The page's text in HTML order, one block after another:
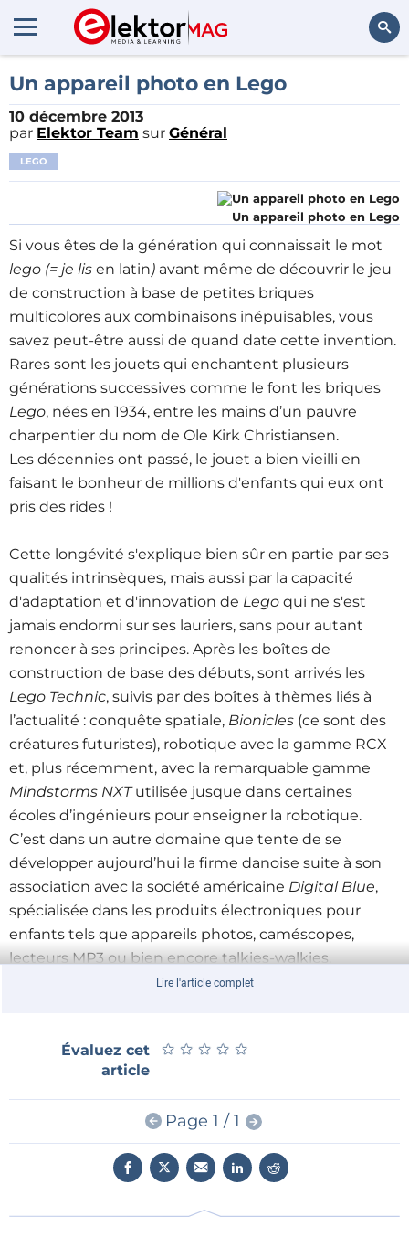
Un appareil photo en Lego
10 décembre 2013
par Elektor Team sur Général
LEGO
Un appareil photo en Lego
Si vous êtes de la génération qui connaissait le mot
lego (= je lis en latin) avant même de découvrir le jeu
de construction à base de petites briques
multicolores aux combinaisons inépuisables, vous
savez peut-être aussi de quand date cette invention.
Rares sont les jouets qui enchantent plusieurs
générations successives comme le font les briques
Lego, nées en 1934, entre les mains d’un pauvre
charpentier du nom de Ole Kirk Christiansen.
Les décennies ont passé, le jouet a bien vieilli en
faisant le bonheur de millions d'enfants qui eux ont
pris des rides !
Cette longévité s'explique bien sûr en partie par ses
qualités intrinsèques, mais aussi par la capacité
d'adaptation et d'innovation de Lego qui ne s'est
jamais endormi sur ses lauriers, sans pour autant
renoncer à ses principes. Après les boîtes de
construction de base des débuts, sont arrivés les
Lego Technic, suivis par des boîtes à thèmes liés à
l’actualité : conquête spatiale, Bionicles (ce sont des
créatures futuristes), robotique avec la gamme RCX
et, plus récemment, avec la remarquable gamme
Mindstorms NXTutilisée jusque dans certaines
écoles d’ingénieurs pour enseigner la robotique.
C’est dans un autre domaine que tente de se
développer aujourd’hui la firme danoise suite à son
association avec la société américaine Digital Blue,
spécialisée dans les produits électroniques pour
enfants tels que appareils photos, caméscopes,
lecteurs MP3 ou bien encore talkies-walkies.
Cette société, qui propose déjà ces différents
Le premier d’entre eux à être commercialisé devrait
être un appareil photo dont le boîtier sera constitué
des célèbres briques de couleur puis un talkie-walkie,
un radioréveil et une radio « boom-box » devraient
suivre d’ici l’été 2009.
Précisons, au risque de décevoir les fans, que ces
Lire l'article complet
Évaluez cet
article
★ ★ ★ ★ ★
★ ★ ★ ★ ★
Page 1 / 1